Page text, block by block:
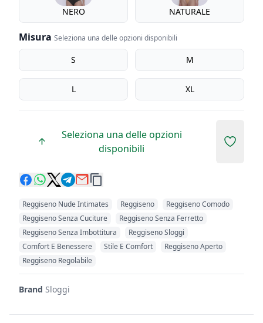
NERO NATURALE
Misura Seleziona una delle opzioni disponibili
Misura S M
L XL
Seleziona una delle opzioni
disponibili
Add to
Reggiseno Nude Intimates​ Reggiseno
Reggiseno Comodo
Reggiseno Senza Cuciture
Reggiseno Senza Ferretto
Reggiseno Senza Imbottitura
Reggiseno Sloggi
Comfort E Benessere
Stile E Comfort
Reggiseno Aperto
Reggiseno Regolabile
Brand Sloggi